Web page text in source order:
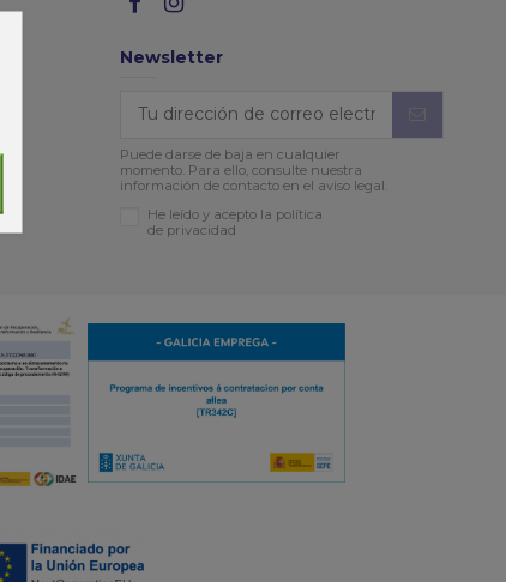
Newsletter
Puede darse de baja en cualquier
momento. Para ello, consulte nuestra
información de contacto en el aviso legal.
He leído y acepto la política
de privacidad